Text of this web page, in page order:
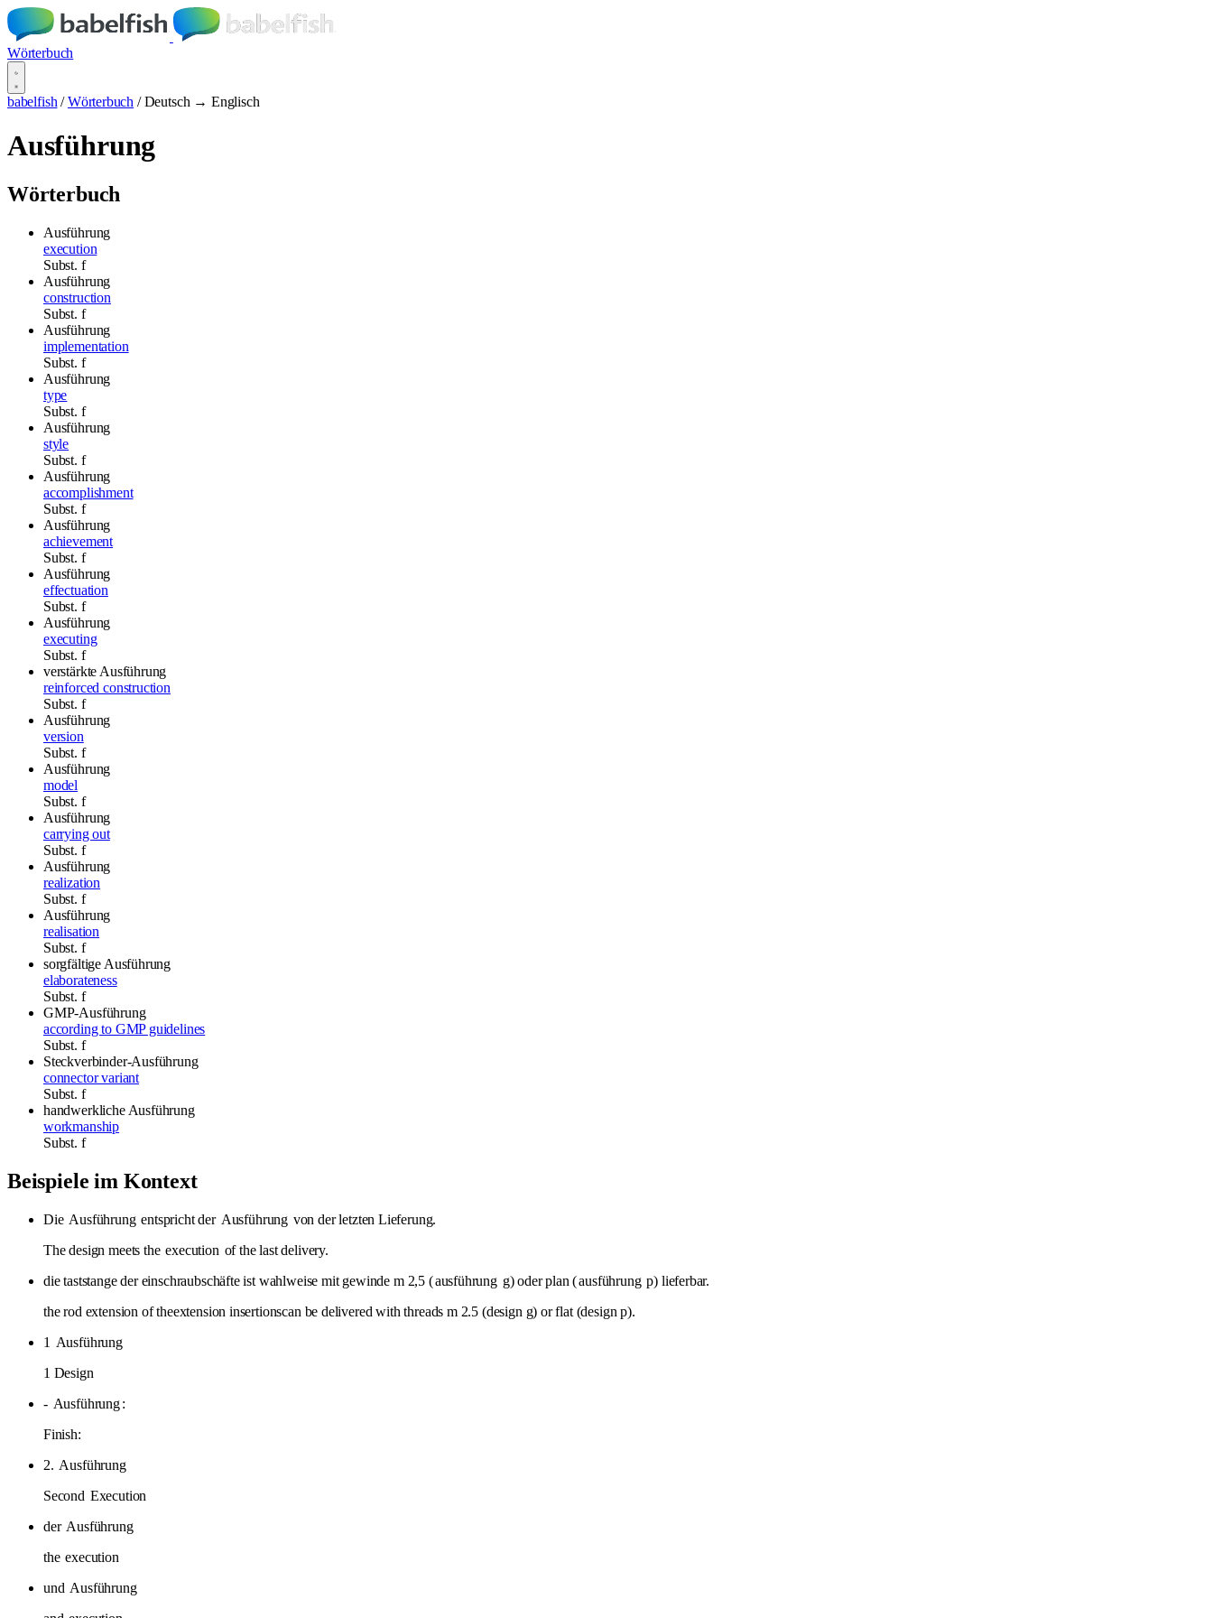
Wörterbuch
babelfish / Wörterbuch / Deutsch → Englisch
Ausführung
Wörterbuch
Ausführung
execution
Subst. f
Ausführung
construction
Subst. f
Ausführung
implementation
Subst. f
Ausführung
type
Subst. f
Ausführung
style
Subst. f
Ausführung
accomplishment
Subst. f
Ausführung
achievement
Subst. f
Ausführung
effectuation
Subst. f
Ausführung
executing
Subst. f
verstärkte Ausführung
reinforced construction
Subst. f
Ausführung
version
Subst. f
Ausführung
model
Subst. f
Ausführung
carrying out
Subst. f
Ausführung
realization
Subst. f
Ausführung
realisation
Subst. f
sorgfältige Ausführung
elaborateness
Subst. f
GMP-Ausführung
according to GMP guidelines
Subst. f
Steckverbinder-Ausführung
connector variant
Subst. f
handwerkliche Ausführung
workmanship
Subst. f
Beispiele im Kontext
Die Ausführung entspricht der Ausführung von der letzten Lieferung.
The design meets the execution of the last delivery.
die taststange der einschraubschäfte ist wahlweise mit gewinde m 2,5 (ausführung g) oder plan (ausführung p) lieferbar.
the rod extension of theextension insertionscan be delivered with threads m 2.5 (design g) or flat (design p).
1 Ausführung
1 Design
- Ausführung:
Finish:
2. Ausführung
Second Execution
der Ausführung
the execution
und Ausführung